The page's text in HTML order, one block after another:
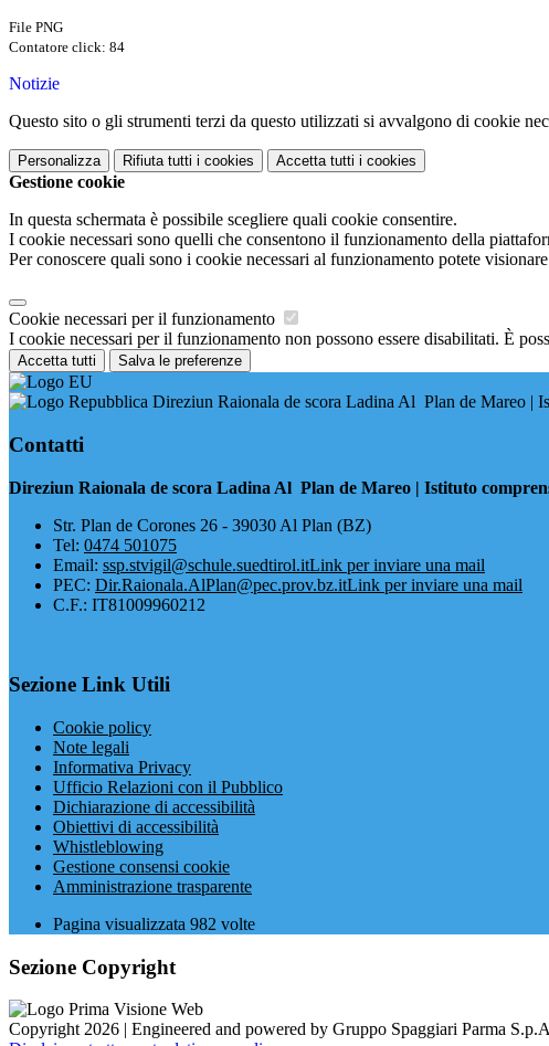
File PNG
Contatore click: 84
Notizie
Questo sito o gli strumenti terzi da questo utilizzati si avvalgono di cookie
Personalizza Rifiuta tutti i cookies Accetta tutti i cookies
Gestione cookie
In questa schermata è possibile scegliere quali cookie consentire.
I cookie necessari sono quelli che consentono il funzionamento della
Per conoscere quali sono i cookie necessari al funzionamento potete
Cookie necessari per il funzionamento
I cookie necessari per il funzionamento non possono essere disabilitati. È
Accetta tutti Salva le preferenze
Direziun Raionala de scora Ladina Al Plan de Mareo |
Contatti
Direziun Raionala de scora Ladina Al Plan de Mareo | Istituto
​Str. Plan de Corones 26 - 39030 Al Plan (BZ)
Tel: 0474 501075
Email: ssp.stvigil@schule.suedtirol.itLink per inviare una mail
PEC: Dir.Raionala.AlPlan@pec.prov.bz.itLink per inviare una mail
C.F.: IT81009960212
Sezione Link Utili
Cookie policy
Note legali
Informativa Privacy
Ufficio Relazioni con il Pubblico
Dichiarazione di accessibilità
Obiettivi di accessibilità
Whistleblowing
Gestione consensi cookie
Amministrazione trasparente
Pagina visualizzata 982 volte
Sezione Copyright
Copyright 2026 | Engineered and powered by Gruppo Spaggiari Parma